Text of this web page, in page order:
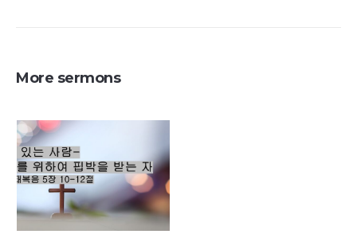
More sermons